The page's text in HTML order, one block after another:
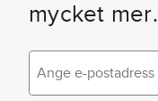
mycket mer.